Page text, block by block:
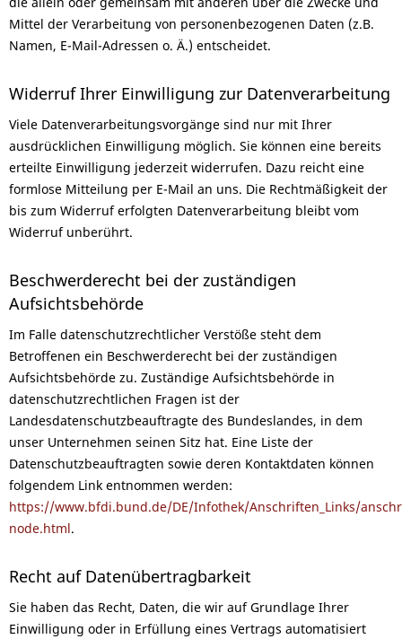
Mittel der Verarbeitung von personenbezogenen Daten (z.B.
Namen, E-Mail-Adressen o. Ä.) entscheidet.
Widerruf Ihrer Einwilligung zur Datenverarbeitung
Viele Datenverarbeitungsvorgänge sind nur mit Ihrer
ausdrücklichen Einwilligung möglich. Sie können eine bereits
erteilte Einwilligung jederzeit widerrufen. Dazu reicht eine
formlose Mitteilung per E-Mail an uns. Die Rechtmäßigkeit der
bis zum Widerruf erfolgten Datenverarbeitung bleibt vom
Widerruf unberührt.
Beschwerderecht bei der zuständigen
Aufsichtsbehörde
Im Falle datenschutzrechtlicher Verstöße steht dem
Betroffenen ein Beschwerderecht bei der zuständigen
Aufsichtsbehörde zu. Zuständige Aufsichtsbehörde in
datenschutzrechtlichen Fragen ist der
Landesdatenschutzbeauftragte des Bundeslandes, in dem
unser Unternehmen seinen Sitz hat. Eine Liste der
Datenschutzbeauftragten sowie deren Kontaktdaten können
folgendem Link entnommen werden:
https://www.bfdi.bund.de/DE/Infothek/Anschriften_Links/
node.html.
Recht auf Datenübertragbarkeit
Sie haben das Recht, Daten, die wir auf Grundlage Ihrer
Einwilligung oder in Erfüllung eines Vertrags automatisiert